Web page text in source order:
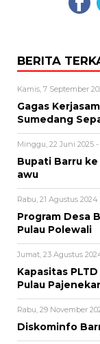
BERITA
Kamis, 7 September
Gagas
Sumedang
Minggu, 22 Juni 2025
Bupati Barru
awu
Rabu, 21 Agustus
Program Desa
Pulau Polewali
Jumat, 23 Agustus
Kapasitas
Pulau
Rabu, 29 November
Diskominfo